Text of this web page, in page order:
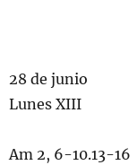
28 de junio
Lunes XIII
Am 2, 6-10.13-16